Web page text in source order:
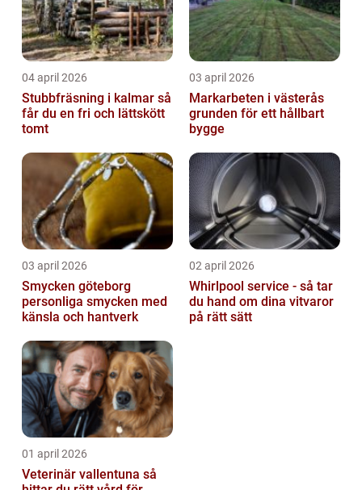
04 april 2026
Stubbfräsning i kalmar så
får du en fri och lättskött
tomt
03 april 2026
Markarbeten i västerås
grunden för ett hållbart
bygge
03 april 2026
Smycken göteborg
personliga smycken med
känsla och hantverk
02 april 2026
Whirlpool service - så tar
du hand om dina vitvaror
på rätt sätt
01 april 2026
Veterinär vallentuna så